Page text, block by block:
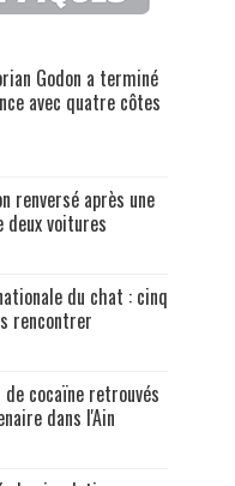
Godon a terminé
avec quatre côtes
renversé après une
voitures
du chat : cinq
rencontrer
cocaïne retrouvés
dans l'Ain